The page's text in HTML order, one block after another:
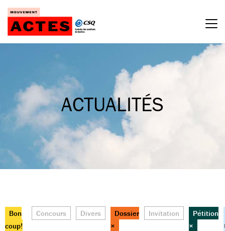
Passer
contenu
ACTUALITÉS
Bon
coup!
Concours Divers
Dossier
×
Invitation
Pétition
×